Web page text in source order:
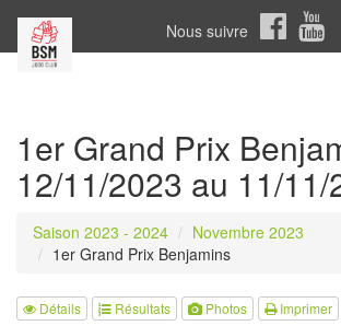
Nous suivre
1er Grand Prix
12/11/2023 au 11/11/
Saison 2023 - 2024
Novembre 2023
1er Grand Prix Benjamins
Détails Résultats Photos Imprimer